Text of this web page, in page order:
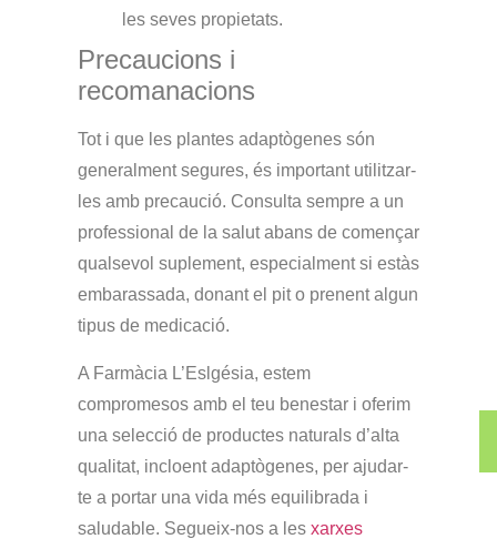
les seves propietats.
Precaucions i
recomanacions
Tot i que les plantes adaptògenes són
generalment segures, és important utilitzar-
les amb precaució. Consulta sempre a un
professional de la salut abans de començar
qualsevol suplement, especialment si estàs
embarassada, donant el pit o prenent algun
tipus de medicació.
A Farmàcia L’Eslgésia, estem
compromesos amb el teu benestar i oferim
una selecció de productes naturals d’alta
qualitat, incloent adaptògenes, per ajudar-
te a portar una vida més equilibrada i
saludable. Segueix-nos a les xarxes